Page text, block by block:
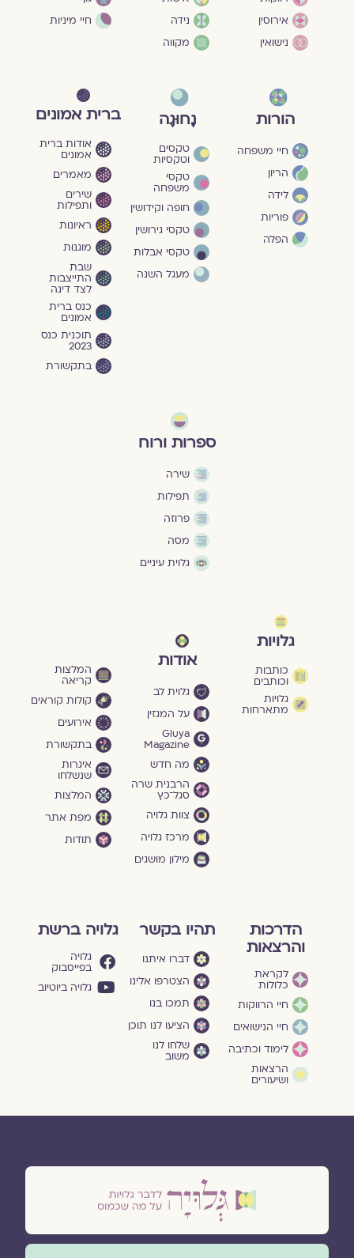
אירוסין
נישואין
נידה
מקווה
חיי מיניות
הורות
חיי משפחה
הריון
לידה
פוריות
הפלה
נָחוּגָה
טקסים
וטקסיות
טקסי
משפחה
חופה וקידושין
טקסי גירושין
טקסי אבלות
מעגל השנה
ברית אמונים
אודות ברית
אמונים
מאמרים
שירים
ותפילות
ראיונות
מוגנוּת
שבת
התייצבות
לצד דינה
כנס ברית
אמונים
תוכנית כנס
2023
בתקשורת
ספרות ורוח
שירה
תפילות
פרוזה
מסה
גלוית עיניים
גלויות
כותבות
וכותבים
גלויות
מתארחות
אודות
גלוית לב
על המגזין
Gluya
Magazine
מה חדש
הרבנית שרה
סגל־כץ
צוות גלויה
מרכז גלויה
מילון מושגים
המלצות
קריאה
קולות קוראים
אירועים
בתקשורת
איגרות
שנשלחו
המלצות
מפת אתר
תודות
הדרכות
והרצאות
לקראת
כלולות
חיי הרווקות
חיי הנישואים
לימוד וכתיבה
הרצאות
ושיעורים
תהיו בקשר
דברו איתנו
הצטרפו אלינו
תמכו בנו
הציעו לנו תוכן
שלחו לנו
משוב
גלויה ברשת
גלויה
בפייסבוק
גלויה ביוטיוב